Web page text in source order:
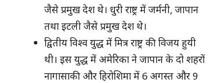
जैसे प्रमुख देश थे। धुरी राष्ट्र में जर्मनी, जापान
तथा इटली जैसे प्रमुख देश थे।
द्वितीय विश्व युद्ध में मित्र राष्ट्र की विजय हुयी
थी। इस युद्ध में अमेरिका ने जापान के दो शहरों
नागासाकी और हिरोशिमा में 6 अगस्त और 9